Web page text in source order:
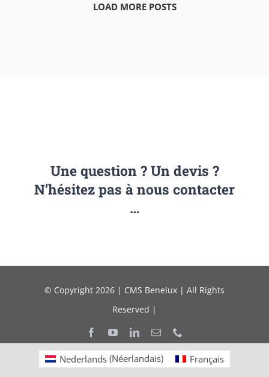
LOAD MORE POSTS
Une question ? Un devis ?
N’hésitez pas à nous contacter
…
© Copyright 2026 | CMS Benelux | All Rights
Reserved |
Nederlands (Néerlandais) Français